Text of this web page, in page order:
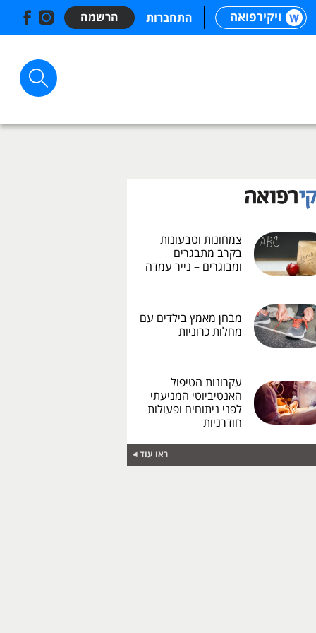
ויקירפואה התחברות הרשמה
צמחונות וטבעונות
בקרב מתבגרים
ומבוגרים – נייר עמדה
מבחן מאמץ בילדים עם
מחלות כרוניות
עקרונות הטיפול
האנטיביוטי המניעתי
לפני ניתוחים ופעולות
חודרניות
ראו עוד